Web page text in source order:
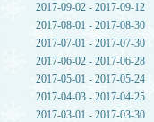
2017-09-02 - 2017-09-12
2017-08-01 - 2017-08-30
2017-07-01 - 2017-07-30
2017-06-02 - 2017-06-28
2017-05-01 - 2017-05-24
2017-04-03 - 2017-04-25
2017-03-01 - 2017-03-30